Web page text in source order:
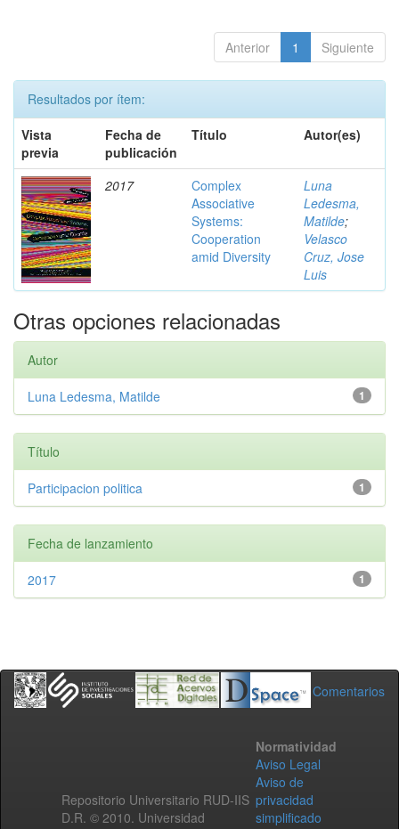
Anterior 1 Siguiente
Resultados por ítem:
Vista
previa
Fecha de
publicación
Título Autor(es)
2017
Complex
Associative
Systems:
Cooperation
amid Diversity
Luna
Ledesma,
Matilde;
Velasco
Cruz, Jose
Luis
Otras opciones relacionadas
Autor
1
Luna Ledesma, Matilde
Título
1
Participacion politica
Fecha de lanzamiento
1
2017
Comentarios
Repositorio Universitario RUD-IIS
D.R. © 2010. Universidad
Normatividad
Aviso Legal
Aviso de
privacidad
simplificado